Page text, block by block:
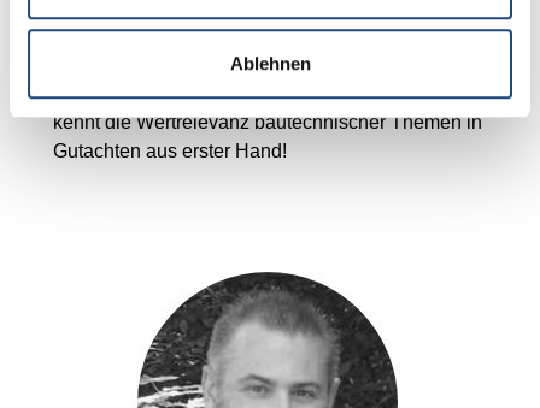
Ablehnen
Bildungseinrichtungen weiter. Seit über 15 Jahren
ist Herr Hundsrucker Sachverständiger für
Wertermittlung und für Schäden an Gebäuden und
kennt die Wertrelevanz bautechnischer Themen in
Gutachten aus erster Hand!